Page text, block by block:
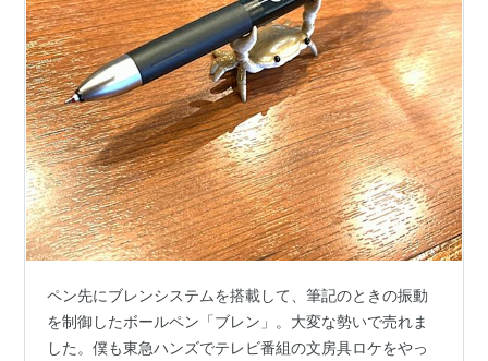
ペン先にブレンシステムを搭載して、筆記のときの振動
を制御したボールペン「ブレン」。大変な勢いで売れま
した。僕も東急ハンズでテレビ番組の文房具ロケをやっ